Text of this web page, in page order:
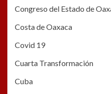
Congreso del Estado de
Costa de Oaxaca
Covid 19
Cuarta Transformación
Cuba